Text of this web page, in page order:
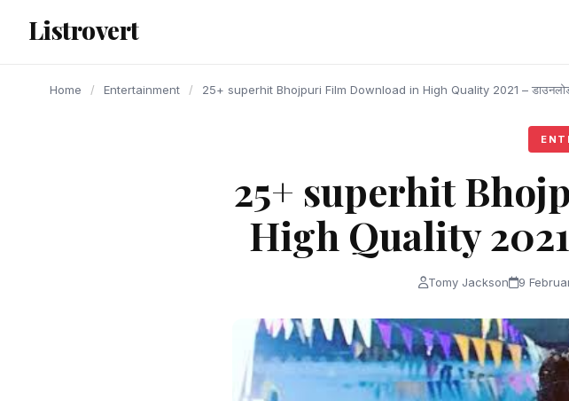
content
Listrovert
Home / Entertainment / 25+ superhit Bhojpuri Film Download in High Quality 2021 – डाउनलोड
25+ superhit
High Quality 2021
Tomy Jackson 9